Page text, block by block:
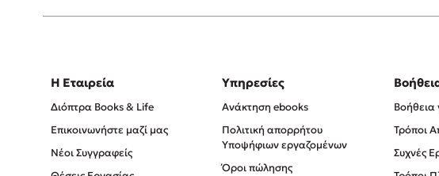
Η Εταιρεία
Διόπτρα Books & Life
Επικοινωνήστε μαζί μας
Νέοι Συγγραφείς
Υπηρεσίες
Ανάκτηση ebooks
Πολιτική απορρήτου
Υποψήφιων εργαζομένων
Όροι πώλησης
Βοήθεια
Τρόποι
Συχνές